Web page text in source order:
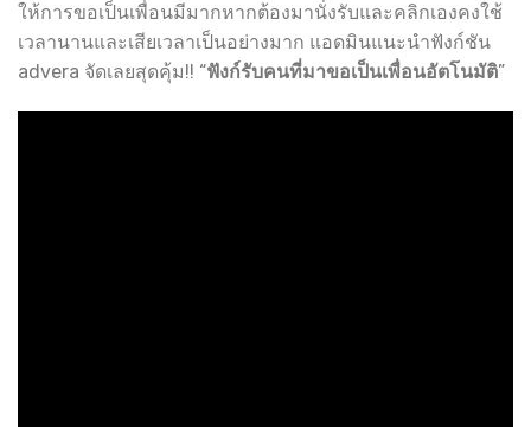
ให้การขอเป็นเพื่อนมีมากหากต้องมานั่งรับและคลิกเองคงใช้
เวลานานและเสียเวลาเป็นอย่างมาก แอดมินแนะนำฟังก์ชัน
advera จัดเลยสุดคุ้ม!! “ฟังก์รับคนที่มาขอเป็นเพื่อนอัตโนมัติ”